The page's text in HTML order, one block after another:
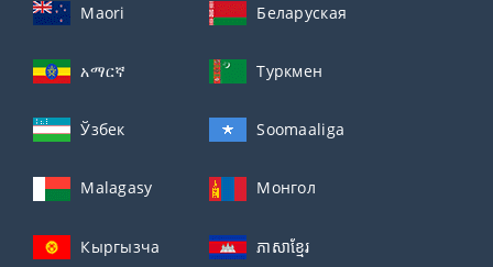
Maori Беларуская
አማርኛ Туркмен
Ўзбек Soomaaliga
Malagasy Монгол
Кыргызча ភាសាខ្មែរ